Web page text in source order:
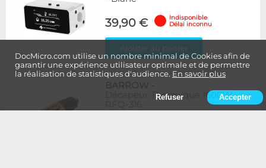
DocMicro.com utilise un nombre minimal de Cookies afin de
garantir une expérience utilisateur optimale et de permettre
la réalisation de statistiques d'audience. En savoir plus
Refuser Accepter
39,90 €
Indisponible
Délai inconnu
Ajouter au panier
Décapeur Thermique 1600W -